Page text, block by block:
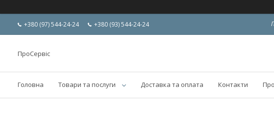
+380 (97) 544-24-24 +380 (93) 544-24-24
ПроСервіс
Головна Товари та послуги Доставка та оплата Контакти